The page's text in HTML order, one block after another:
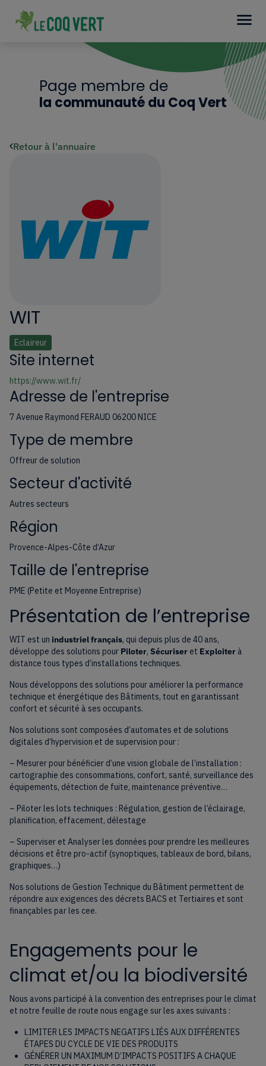
Page membre de
la communauté du Coq Vert
Retour à l'annuaire
WIT
Eclaireur
Site internet
https://www.wit.fr/
Adresse de l'entreprise
7 Avenue Raymond FERAUD 06200 NICE
Type de membre
Offreur de solution
Secteur d'activité
Autres secteurs
Région
Provence-Alpes-Côte d’Azur
Taille de l'entreprise
PME (Petite et Moyenne Entreprise)
Présentation de l’entreprise
WIT est un industriel français, qui depuis plus de 40 ans,
développe des solutions pour Piloter, Sécuriser et Exploiter à
distance tous types d’installations techniques.
Nous développons des solutions pour améliorer la performance
technique et énergétique des Bâtiments, tout en garantissant
confort et sécurité à ses occupants.
Nos solutions sont composées d’automates et de solutions
digitales d’hypervision et de supervision pour :
– Mesurer pour bénéficier d’une vision globale de l’installation :
cartographie des consommations, confort, santé, surveillance des
équipements, détection de fuite, maintenance préventive…
– Piloter les lots techniques : Régulation, gestion de l’éclairage,
planification, effacement, délestage
– Superviser et Analyser les données pour prendre les meilleures
décisions et être pro-actif (synoptiques, tableaux de bord, bilans,
graphiques…)
Nos solutions de Gestion Technique du Bâtiment permettent de
répondre aux exigences des décrets BACS et Tertiaires et sont
finançables par les cee.
Engagements pour le
climat et/ou la biodiversité
Nous avons participé à la convention des entreprises pour le climat
et notre feuille de route nous engage sur les axes suivants :
LIMITER LES IMPACTS NEGATIFS LIÉS AUX DIFFÉRENTES
ÉTAPES DU CYCLE DE VIE DES PRODUITS
GÉNÉRER UN MAXIMUM D’IMPACTS POSITIFS A CHAQUE